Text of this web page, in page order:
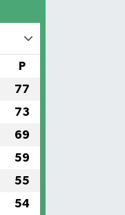
P
77
73
69
59
55
54